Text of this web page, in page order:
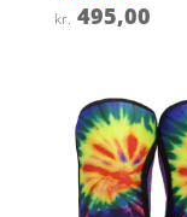
Vurderet
4.6
kr. 495,00